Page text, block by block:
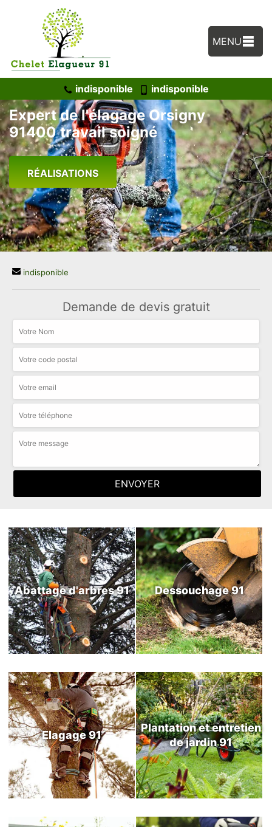
MENU
indisponible indisponible
Expert de l'élagage Orsigny
91400 travail soigné
RÉALISATIONS
indisponible
Demande de devis gratuit
Abattage d'arbres 91 Dessouchage 91
Elagage 91
Plantation et entretien
de jardin 91